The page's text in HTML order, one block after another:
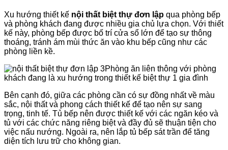
Xu hướng thiết kế nội thất biệt thự đơn lập qua phòng bếp
và phòng khách đang được nhiều gia chủ lựa chọn. Với thiết
kế này, phòng bếp được bố trí cửa sổ lớn để tạo sự thông
thoáng, tránh ám mùi thức ăn vào khu bếp cũng như các
phòng liền kề.
Phòng ăn liên thông với phòng
khách đang là xu hướng trong thiết kế biệt thự 1 gia đình
Bên cạnh đó, giữa các phòng cần có sự đồng nhất về màu
sắc, nội thất và phong cách thiết kế để tạo nên sự sang
trọng, tinh tế. Tủ bếp nên được thiết kế với các ngăn kéo và
tủ với các chức năng riêng biệt và đầy đủ sẽ thuận tiện cho
việc nấu nướng. Ngoài ra, nên lắp tủ bếp sát trần để tăng
diện tích lưu trữ cho không gian.